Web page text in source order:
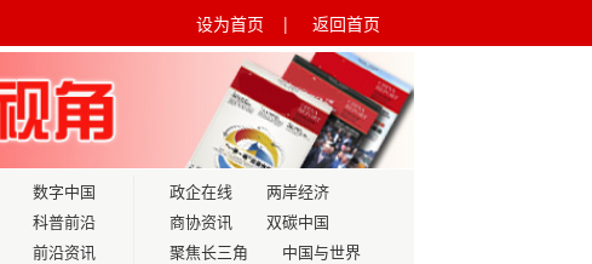
返回首页
设为首页 |
数字中国
科普前沿
前沿资讯
政企在线
两岸经济
商协资讯
双碳中国
聚焦长三角
中国与世界